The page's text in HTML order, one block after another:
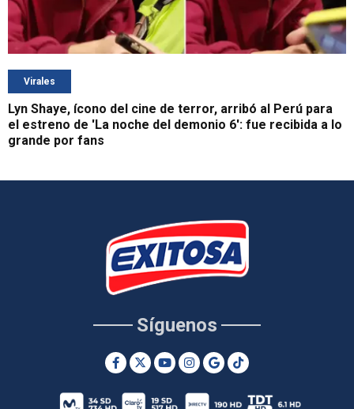
Virales
Lyn Shaye, ícono del cine de terror, arribó al Perú para
el estreno de 'La noche del demonio 6': fue recibida a lo
grande por fans
Síguenos